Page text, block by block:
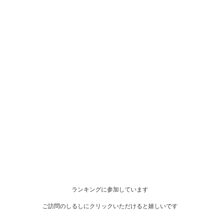
ランキングに参加しています
ご訪問のしるしにクリックいただけると嬉しいです